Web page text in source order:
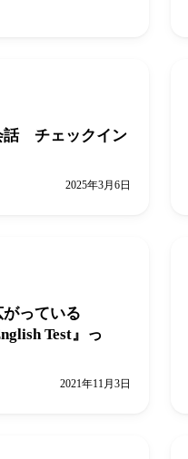
話 チェックイン
2025年3月6日
っている
Test』っ
2021年11月3日